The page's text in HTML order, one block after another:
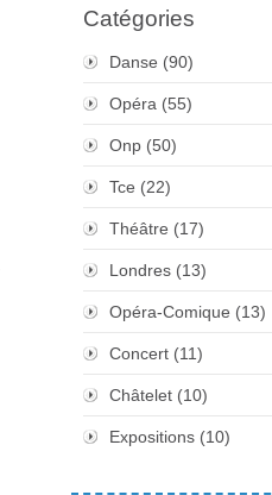
Catégories
Danse (90)
Opéra (55)
Onp (50)
Tce (22)
Théâtre (17)
Londres (13)
Opéra-Comique (13)
Concert (11)
Châtelet (10)
Expositions (10)